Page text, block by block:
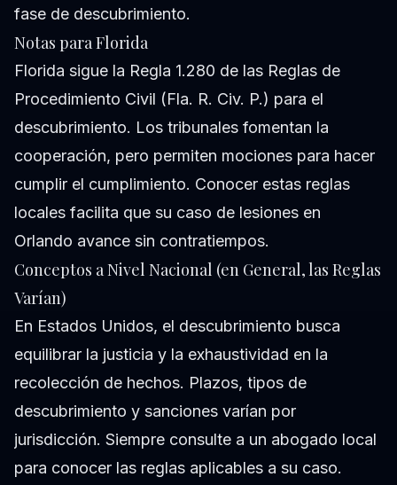
fase de descubrimiento.
Notas para Florida
Florida sigue la Regla 1.280 de las Reglas de
Procedimiento Civil (Fla. R. Civ. P.) para el
descubrimiento. Los tribunales fomentan la
cooperación, pero permiten mociones para hacer
cumplir el cumplimiento. Conocer estas reglas
locales facilita que su caso de lesiones en
Orlando avance sin contratiempos.
Conceptos a Nivel Nacional (en General, las Reglas
Varían)
En Estados Unidos, el descubrimiento busca
equilibrar la justicia y la exhaustividad en la
recolección de hechos. Plazos, tipos de
descubrimiento y sanciones varían por
jurisdicción. Siempre consulte a un abogado local
para conocer las reglas aplicables a su caso.